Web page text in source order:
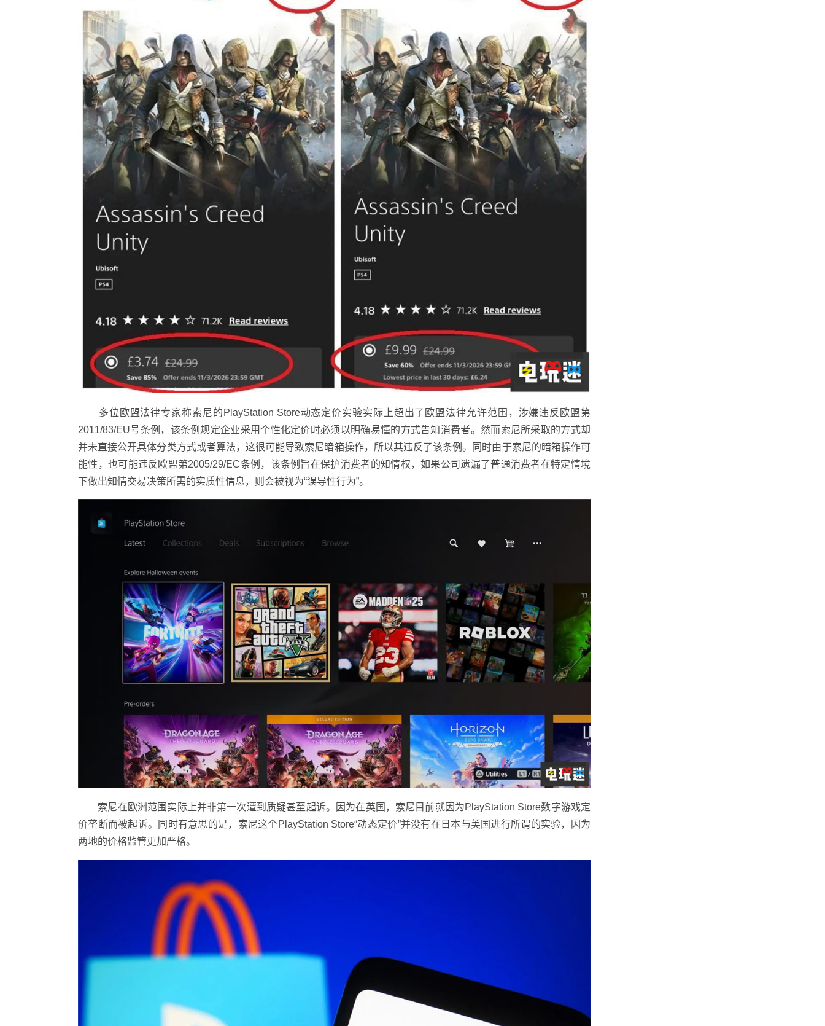
多位欧盟法律专家称索尼的PlayStation Store动态定价实验实际上超出了欧盟法律允许范围，涉嫌违反欧盟第
2011/83/EU号条例，该条例规定企业采用个性化定价时必须以明确易懂的方式告知消费者。然而索尼所采取的方式却
并未直接公开具体分类方式或者算法，这很可能导致索尼暗箱操作，所以其违反了该条例。同时由于索尼的暗箱操作可
能性，也可能违反欧盟第2005/29/EC条例，该条例旨在保护消费者的知情权，如果公司遗漏了普通消费者在特定情境
下做出知情交易决策所需的实质性信息，则会被视为“误导性行为”。
索尼在欧洲范围实际上并非第一次遭到质疑甚至起诉。因为在英国，索尼目前就因为PlayStation Store数字游戏定
价垄断而被起诉。同时有意思的是，索尼这个PlayStation Store“动态定价”并没有在日本与美国进行所谓的实验，因为
两地的价格监管更加严格。